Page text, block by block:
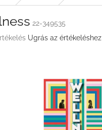
22-349535
Ugrás az értékeléshez